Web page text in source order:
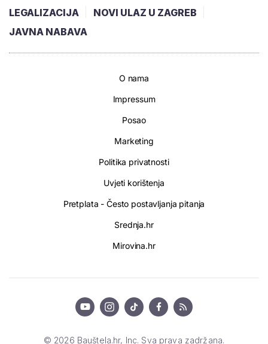
LEGALIZACIJA
NOVI ULAZ U ZAGREB
JAVNA NABAVA
O nama
Impressum
Posao
Marketing
Politika privatnosti
Uvjeti korištenja
Pretplata - Često postavljanja pitanja
Srednja.hr
Mirovina.hr
© 2026 Bauštela.hr, Inc. Sva prava zadržana.